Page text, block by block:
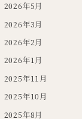
2026年5月
2026年3月
2026年2月
2026年1月
2025年11月
2025年10月
2025年8月